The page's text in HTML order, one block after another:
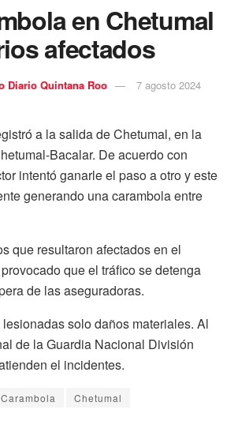
en Chetumal
afectados
Diario Quintana Roo 7 agosto 2024
a la salida de Chetumal, en la
Bacalar. De acuerdo con
intentó ganarle el paso a otro y este
generando una carambola entre
que resultaron afectados en el
que el tráfico se detenga
de las aseguradoras.
solo daños materiales. Al
de la Guardia Nacional División
el incidentes.
Carambola Chetumal